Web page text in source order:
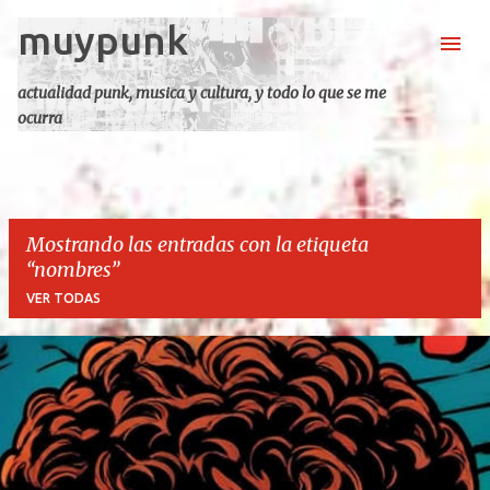
Ir al contenido principal
muypunk
actualidad punk, musica y cultura, y todo lo que se me
ocurra
Mostrando las entradas con la etiqueta
nombres
VER TODAS
E
t
r